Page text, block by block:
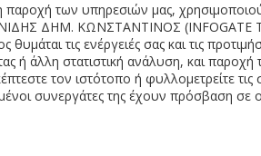
παροχή των υπηρεσιών μας,
ΔΗΜ. ΚΩΝΣΤΑΝΤΙΝΟΣ (INFOGATE
τις ενέργειές σας και τις
ή άλλη στατιστική ανάλυση, και
τον ιστότοπο ή φυλλομετρείτε
συνεργάτες της έχουν πρόσβαση σε